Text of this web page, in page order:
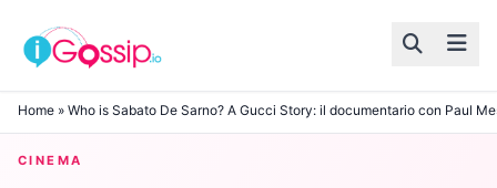
Skip to content
Home » Who is Sabato De Sarno? A Gucci Story: il documentario con Paul
CINEMA